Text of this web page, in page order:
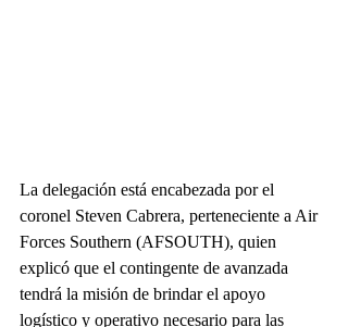
La delegación está encabezada por el
coronel Steven Cabrera, perteneciente a Air
Forces Southern (AFSOUTH), quien
explicó que el contingente de avanzada
tendrá la misión de brindar el apoyo
logístico y operativo necesario para las